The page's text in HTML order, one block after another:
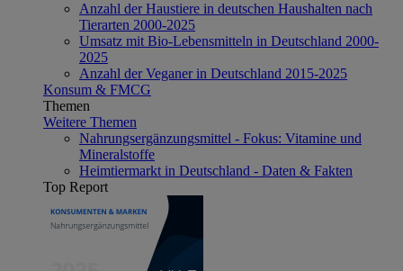
Anzahl der Haustiere in deutschen Haushalten nach
Tierarten 2000-2025
Umsatz mit Bio-Lebensmitteln in Deutschland 2000-
2025
Anzahl der Veganer in Deutschland 2015-2025
Konsum & FMCG
Themen
Weitere Themen
Nahrungsergänzungsmittel - Fokus: Vitamine und
Mineralstoffe
Heimtiermarkt in Deutschland - Daten & Fakten
Top Report